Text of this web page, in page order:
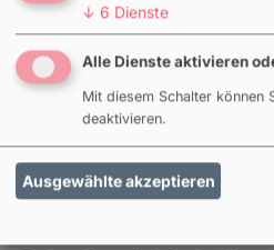
eingesetzt werden kann, um
nur mit einem bestimmten Teil
vergüten wird ab sofort auch
anderen Stellen
Anzahl der gebuchten Jobs
Nachkommestellen
Tagen Produktion mit drei
↓ 6 Dienste
Alle Dienste aktivieren
Mit diesem Schalter können
deaktivieren.
Ausgewählte akzeptieren